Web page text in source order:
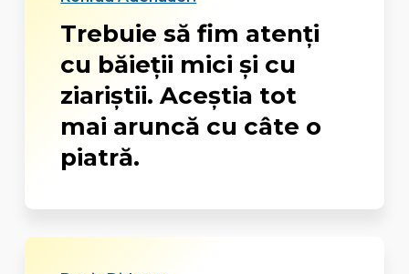
Trebuie să fim atenţi
cu băieţii mici şi cu
ziariştii. Aceştia tot
mai aruncă cu câte o
piatră.